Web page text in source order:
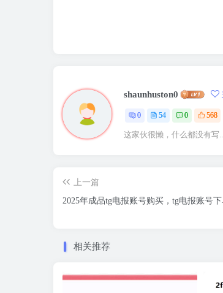
shaunhuston0
0 54 0 568
这家伙很懒，什么都没有写...
上一篇
2025年成品tg电报账号购买，tg电报账号
相关推荐